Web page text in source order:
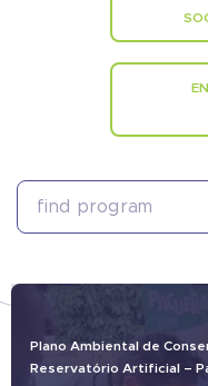
Search
for:
Plano Ambiental de
Reservatório Artificial –